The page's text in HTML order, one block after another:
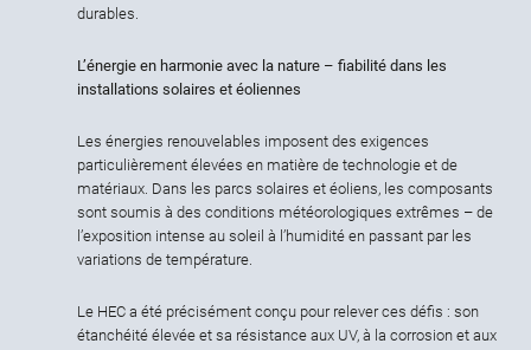
durables.
L’énergie en harmonie avec la nature – fiabilité dans les
installations solaires et éoliennes
Les énergies renouvelables imposent des exigences
particulièrement élevées en matière de technologie et de
matériaux. Dans les parcs solaires et éoliens, les composants
sont soumis à des conditions météorologiques extrêmes – de
l’exposition intense au soleil à l’humidité en passant par les
variations de température.
Le HEC a été précisément conçu pour relever ces défis : son
étanchéité élevée et sa résistance aux UV, à la corrosion et aux